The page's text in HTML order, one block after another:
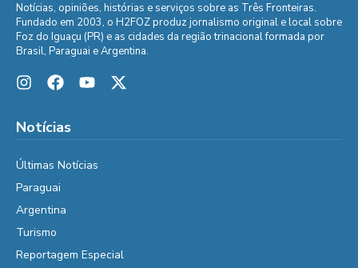
Notícias, opiniões, histórias e serviços sobre as Três Fronteiras.
Fundado em 2003, o H2FOZ produz jornalismo original e local sobre
Foz do Iguaçu (PR) e as cidades da região trinacional formada por
Brasil, Paraguai e Argentina.
Notícias
Últimas Notícias
Paraguai
Argentina
Turismo
Reportagem Especial